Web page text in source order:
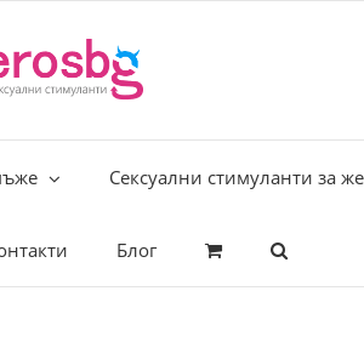
Сексуални стимуланти за
Блог